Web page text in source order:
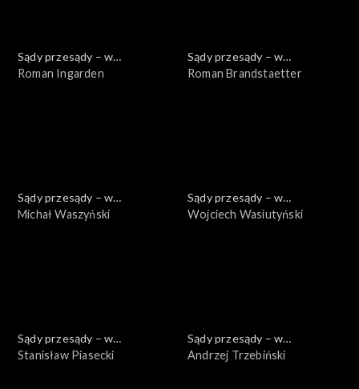
Sądy przesądy – w
powiększeniu
Roman Ingarden
Sądy przesądy – w
powiększeniu
Roman Brandstaetter
Sądy przesądy – w
powiększeniu
Michał Waszyński
Sądy przesądy – w
powiększeniu
Wojciech Wasiutyński
Sądy przesądy – w
powiększeniu
Stanisław Piasecki
Sądy przesądy – w
powiększeniu
Andrzej Trzebiński